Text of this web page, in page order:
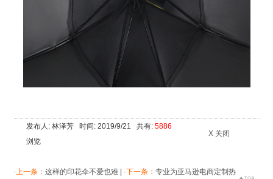
发布人: 林泽芳 时间: 2019/9/21 共有: 5886
浏览
X 关闭
·上一条：这样的印花伞不爱也难 ·下一条：专业为亚马逊电商定制热